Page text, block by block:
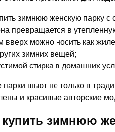
зимнюю женскую парку
превращается в
вверх можно носить как
зимних вещей;
стирка в домашних
шьют не только в
и красивые авторские
зимнюю